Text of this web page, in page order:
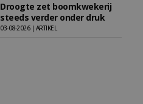
Droogte zet boomkwekerij
steeds verder onder druk
03-08-2026 | ARTIKEL